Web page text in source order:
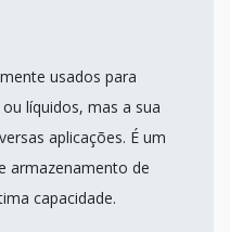
usados para
líquidos, mas a sua
aplicações. É um
armazenamento de
capacidade.